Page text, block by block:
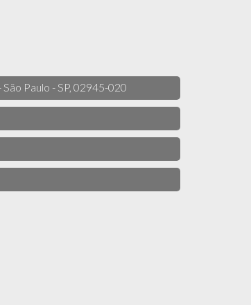
Paulo - SP, 02945-020